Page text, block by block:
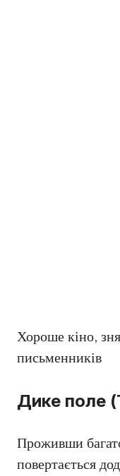
Хороше кіно,
письменників
Дике поле
Проживши
повертається